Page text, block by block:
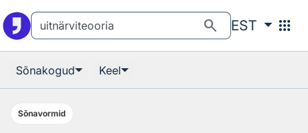
search EST apps
Sõnakogud Keel
Sõnavormid